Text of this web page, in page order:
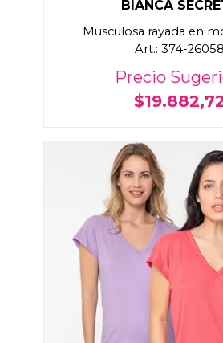
BIANCA
Musculosa rayada en
Art.: 374-26058
Precio